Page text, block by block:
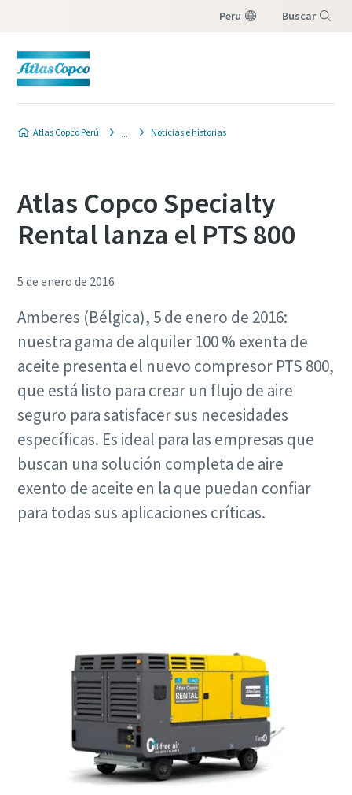
Peru Buscar
Atlas Copco Perú Noticias e historias
Atlas Copco Specialty
Rental lanza el PTS 800
5 de enero de 2016
Amberes (Bélgica), 5 de enero de 2016:
nuestra gama de alquiler 100 % exenta de
aceite presenta el nuevo compresor PTS 800,
que está listo para crear un flujo de aire
seguro para satisfacer sus necesidades
específicas. Es ideal para las empresas que
buscan una solución completa de aire
exento de aceite en la que puedan confiar
para todas sus aplicaciones críticas.